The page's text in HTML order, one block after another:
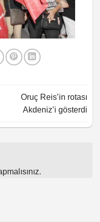
Oruç Reis’in rotası
Akdeniz’i gösterdi
.